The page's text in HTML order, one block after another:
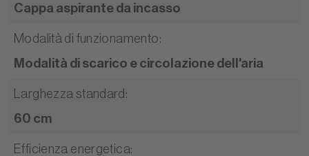
Cappa aspirante da incasso
Modalità di funzionamento:
Modalità di scarico e circolazione dell'aria
Larghezza standard :
60 cm
Efficienza energetica: